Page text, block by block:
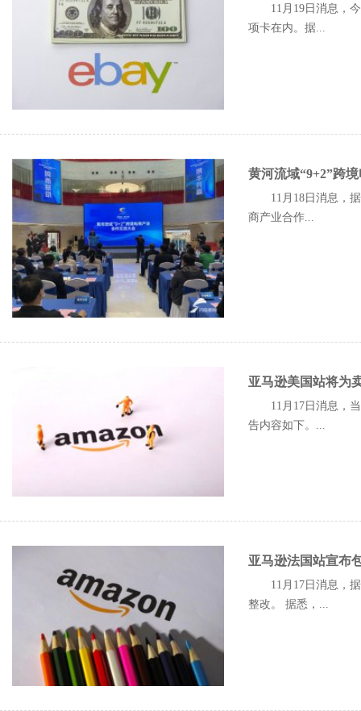
11月19日消息，
项卡在内。据...
黄河流域“9+2”跨
11月18日消息，
商产业合作...
亚马逊美国站将为
11月17日消息，
告内容如下。...
亚马逊法国站宣布
11月17日消息，
整改。 据悉，...